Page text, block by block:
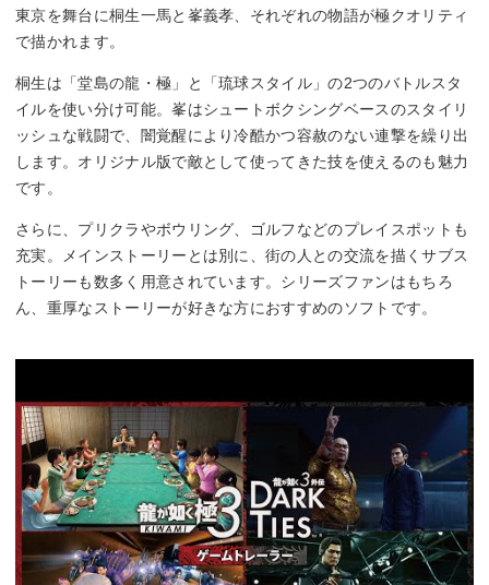
東京を舞台に桐生一馬と峯義孝、それぞれの物語が極クオリティ
で描かれます。
桐生は「堂島の龍・極」と「琉球スタイル」の2つのバトルスタ
イルを使い分け可能。峯はシュートボクシングベースのスタイリ
ッシュな戦闘で、闇覚醒により冷酷かつ容赦のない連撃を繰り出
します。オリジナル版で敵として使ってきた技を使えるのも魅力
です。
さらに、プリクラやボウリング、ゴルフなどのプレイスポットも
充実。メインストーリーとは別に、街の人との交流を描くサブス
トーリーも数多く用意されています。シリーズファンはもちろ
ん、重厚なストーリーが好きな方におすすめのソフトです。